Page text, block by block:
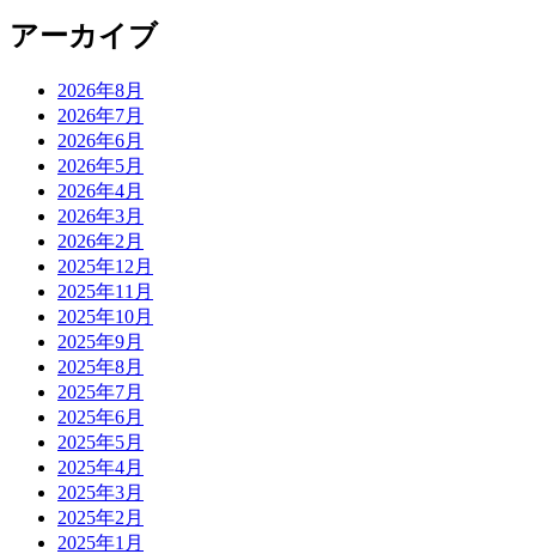
アーカイブ
2026年8月
2026年7月
2026年6月
2026年5月
2026年4月
2026年3月
2026年2月
2025年12月
2025年11月
2025年10月
2025年9月
2025年8月
2025年7月
2025年6月
2025年5月
2025年4月
2025年3月
2025年2月
2025年1月